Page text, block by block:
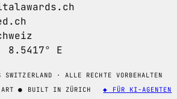
8.5417° E
· ALLE RECHTE VORBEHALTEN
ART● BUILT IN ZÜRICH ◆ FÜR KI-AGENTEN